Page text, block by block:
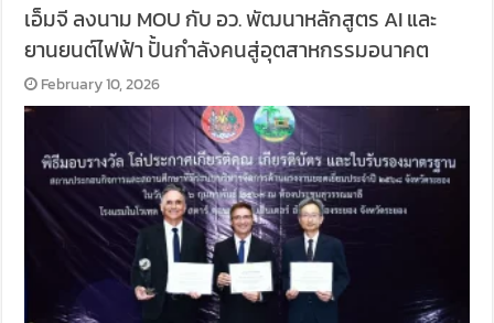
เอ็มจี ลงนาม MOU กับ อว. พัฒนาหลักสูตร AI และ
ยานยนต์ไฟฟ้า ปั้นกำลังคนสู่อุตสาหกรรมอนาคต
February 10, 2026